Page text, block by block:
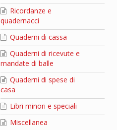
Ricordanze e
quadernacci
Quaderni di cassa
Quaderni di ricevute e
mandate di balle
Quaderni di spese di
casa
Libri minori e speciali
Miscellanea